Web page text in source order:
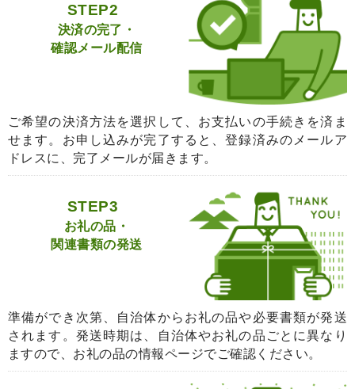
STEP2
決済の完了・
確認メール配信
ご希望の決済方法を選択して、お支払いの手続きを済ま
せます。お申し込みが完了すると、登録済みのメールア
ドレスに、完了メールが届きます。
STEP3
お礼の品・
関連書類の発送
準備ができ次第、自治体からお礼の品や必要書類が発送
されます。発送時期は、自治体やお礼の品ごとに異なり
ますので、お礼の品の情報ページでご確認ください。